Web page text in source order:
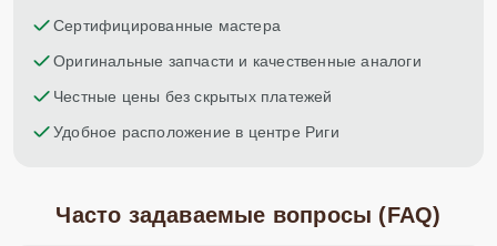
Сертифицированные мастера
Оригинальные запчасти и качественные аналоги
Честные цены без скрытых платежей
Удобное расположение в центре Риги
Часто задаваемые вопросы (FAQ)